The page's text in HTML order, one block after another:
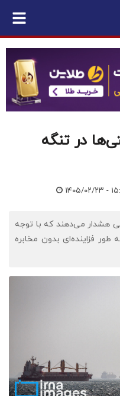
در تنگه
۰۲/۲۳ - ۱۵:۴۹
هشدار می‌دهند که با توجه
فزاینده‌ای بدون مخابره